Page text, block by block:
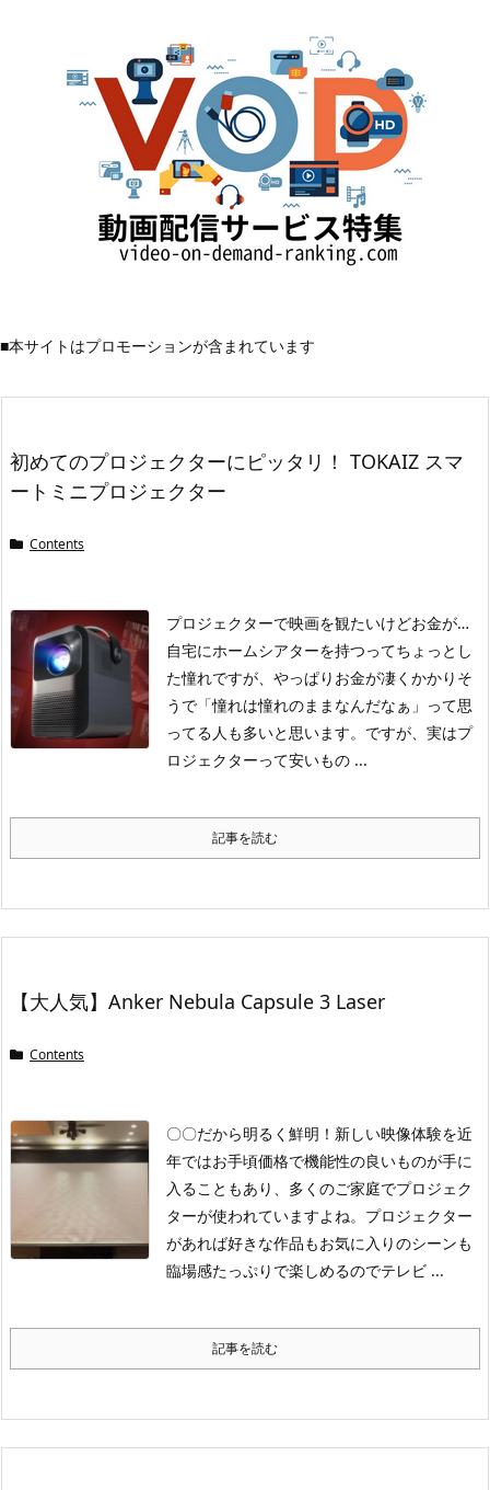
■本サイトはプロモーションが含まれています
初めてのプロジェクターにピッタリ！ TOKAIZ スマ
ートミニプロジェクター
Contents
プロジェクターで映画を観たいけどお金が…
自宅にホームシアターを持つってちょっとし
た憧れですが、やっぱりお金が凄くかかりそ
うで「憧れは憧れのままなんだなぁ」って思
ってる人も多いと思います。 ですが、実はプ
ロジェクターって安いもの ...
記事を読む
【大人気】Anker Nebula Capsule 3 Laser
Contents
〇〇だから明るく鮮明！新しい映像体験を近
年ではお手頃価格で機能性の良いものが手に
入ることもあり、多くのご家庭でプロジェク
ターが使われていますよね。プロジェクター
があれば好きな作品もお気に入りのシーンも
臨場感たっぷりで楽しめるのでテレビ ...
記事を読む